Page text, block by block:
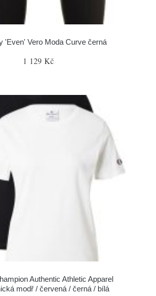
'Even' Vero Moda Curve černá
1 129 Kč
Authentic Athletic Apparel
modř / červená / černá / bílá